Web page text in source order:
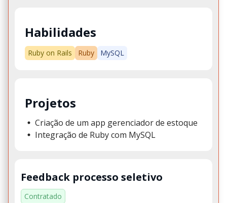
Habilidades
Ruby on Rails Ruby MySQL
Projetos
Criação de um app gerenciador de estoque
Integração de Ruby com MySQL
Feedback processo seletivo
Contratado